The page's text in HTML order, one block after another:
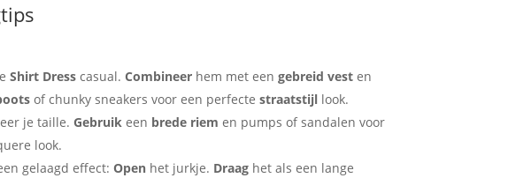
Shirt Dresscasual. Combineerhem met een gebreid vesten
of chunky sneakers voor een perfecte straatstijllook.
je taille. Gebruikeen brede riem en pumps of sandalen voor
look.
gelaagd effect: Openhet jurkje. Draaghet als een lange